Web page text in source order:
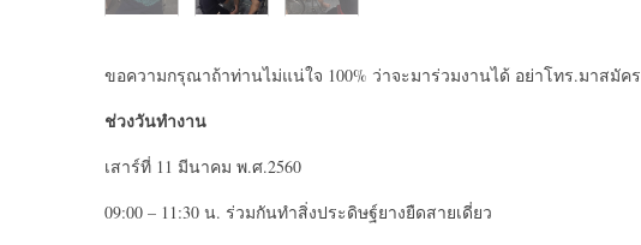
ขอความกรุณาถ้าท่านไม่แน่ใจ 100% ว่าจะมาร่วมงานได้ อย่าโทร.มาสมัคร
ช่วงวันทำงาน
เสาร์ที่ 11 มีนาคม พ.ศ.2560
09:00 – 11:30 น. ร่วมกันทำสิ่งประดิษฐ์ยางยืดสายเดี่ยว